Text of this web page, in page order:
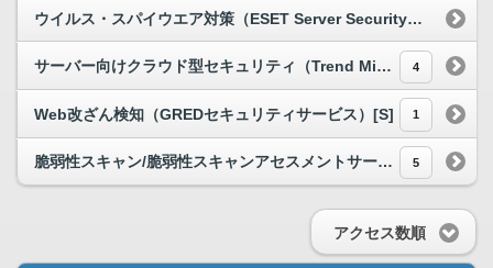
ウイルス・スパイウエア対策（ESET Server Security）[S]
サーバー向けクラウド型セキュリティ（Trend Micro Cloud One – Workload Security）[S] 4
Web改ざん検知（GREDセキュリティサービス）[S] 1
脆弱性スキャン/脆弱性スキャンアセスメントサービス（脆弱性診断サービス Powered by GMOイエラエ）[S] 5
アクセス数順